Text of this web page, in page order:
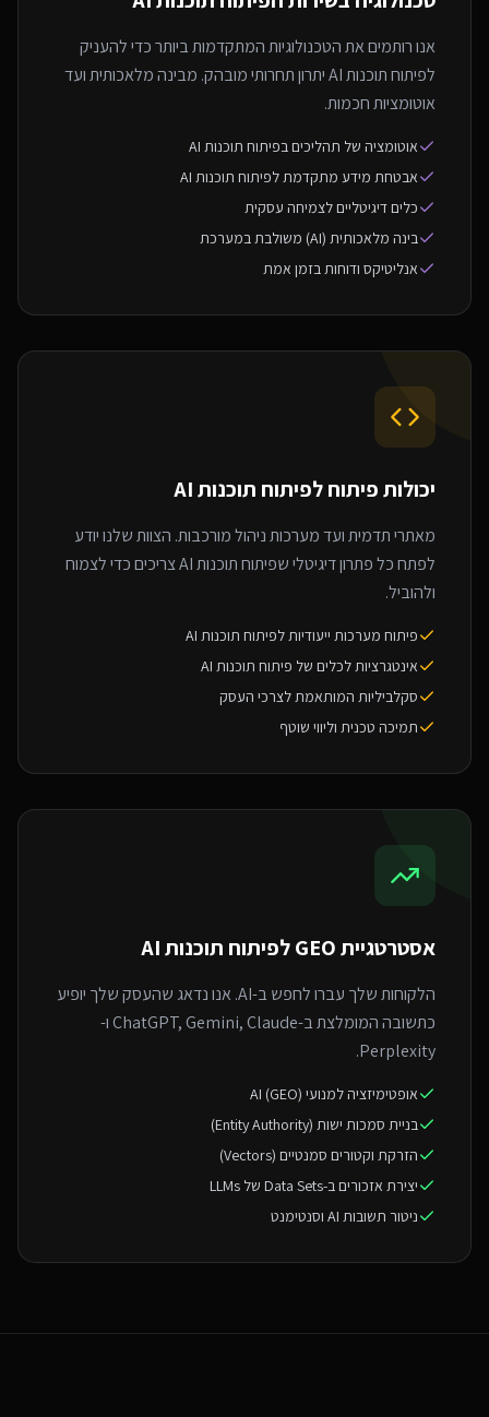
אנו רותמים את הטכנולוגיות המתקדמות ביותר כדי להעניק
לפיתוח תוכנות AI יתרון תחרותי מובהק. מבינה מלאכותית ועד
אוטומציות חכמות.
אוטומציה של תהליכים בפיתוח תוכנות AI
אבטחת מידע מתקדמת לפיתוח תוכנות AI
כלים דיגיטליים לצמיחה עסקית
בינה מלאכותית (AI) משולבת במערכת
אנליטיקס ודוחות בזמן אמת
יכולות פיתוח לפיתוח תוכנות AI
מאתרי תדמית ועד מערכות ניהול מורכבות. הצוות שלנו יודע
לפתח כל פתרון דיגיטלי שפיתוח תוכנות AI צריכים כדי לצמוח
ולהוביל.
פיתוח מערכות ייעודיות לפיתוח תוכנות AI
אינטגרציות לכלים של פיתוח תוכנות AI
סקלביליות המותאמת לצרכי העסק
תמיכה טכנית וליווי שוטף
אסטרטגיית GEO ל פיתוח תוכנות AI
הלקוחות שלך עברו לחפש ב-AI. אנו נדאג שהעסק שלך יופיע
כתשובה המומלצת ב-ChatGPT, Gemini, Claude ו-
Perplexity.
אופטימיזציה למנועי AI (GEO)
בניית סמכות ישות (Entity Authority)
הזרקת וקטורים סמנטיים (Vectors)
יצירת אזכורים ב-Data Sets של LLMs
ניטור תשובות AI וסנטימנט